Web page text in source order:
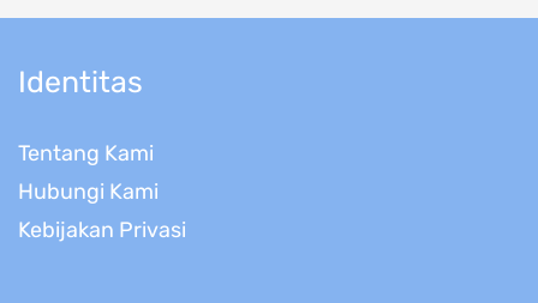
Identitas
Tentang Kami
Hubungi Kami
Kebijakan Privasi